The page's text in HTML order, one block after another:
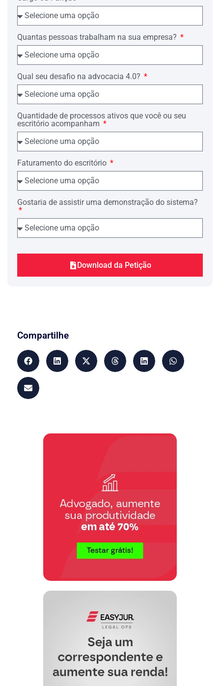
Diante do exposto, requer se digne em
declinar de sua competência para
remeter esta medida ao Juízo de Direito
da Comarca de …., que é competente
para conhecer da presente ação.
Requer ainda uma vez declinada a
competência, se digne em determinar a
entrega do bem apreendido, entregando-
o ao ora Requerente, haja vista que a
liminar foi concedida por Juiz
incompetente para tanto.
Nestes termos,
Pede deferimento.
…., …. de …. de ….
………………
Advogado OAB/…
Quantas pessoas trabalham na sua empresa?
Qual seu desafio na advocacia 4.0?
Quantidade de processos ativos que você ou seu
escritório acompanham
Faturamento do escritório
Gostaria de assistir uma demonstração do sistema?
Download da Petição
Compartilhe